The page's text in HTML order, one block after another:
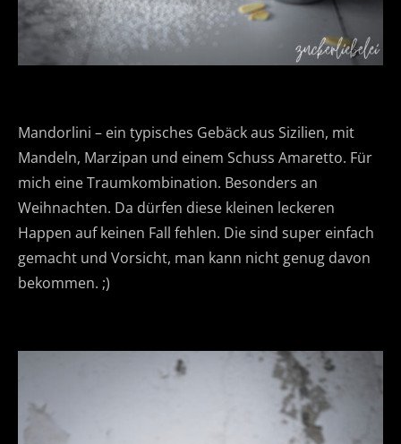
Mandorlini – ein typisches Gebäck aus Sizilien, mit
Mandeln, Marzipan und einem Schuss Amaretto. Für
mich eine Traumkombination. Besonders an
Weihnachten. Da dürfen diese kleinen leckeren
Happen auf keinen Fall fehlen. Die sind super einfach
gemacht und Vorsicht, man kann nicht genug davon
bekommen. ;)